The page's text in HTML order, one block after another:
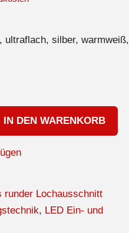
ultraflach, silber, warmweiß,
IN DEN WARENKORB
runder Lochausschnitt
, LED Ein- und